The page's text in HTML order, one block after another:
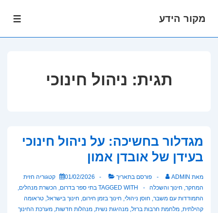
מקור הידע
תגית: ניהול חינוכי
מגדלור בחשיכה: על ניהול חינוכי
בעידן של אובדן אמון
מאת ADMIN פורסם בתאריך 01/02/2026 קטגוריה חזית
המחקר, חינוך והשכלה TAGGED WITH בתי ספר בדרום, הכשרת מנהלים,
התמודדות עם משבר, חוסן ניהולי, חינוך בזמן חירום, חינוך בישראל, טראומה
קהילתית, מלחמת חרבות ברזל, מנהיגות נשית, מנהלות חדשות, מערכת החינוך